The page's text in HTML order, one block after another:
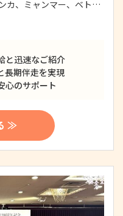
カ、ミャンマー、ベト…
と迅速なご紹介
長期伴走を実現
心のサポート
≫